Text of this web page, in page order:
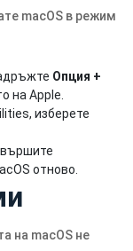
macOS в режим
Опция +
на Apple.
изберете
отново.
на macOS не